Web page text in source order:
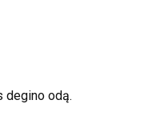
degino odą.